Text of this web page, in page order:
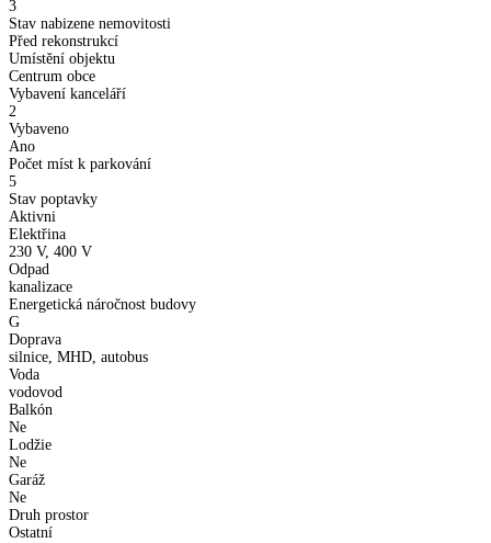
3
Stav nabizene nemovitosti
Před rekonstrukcí
Umístění objektu
Centrum obce
Vybavení kanceláří
2
Vybaveno
Ano
Počet míst k parkování
5
Stav poptavky
Aktivni
Elektřina
230 V, 400 V
Odpad
kanalizace
Energetická náročnost budovy
G
Doprava
silnice, MHD, autobus
Voda
vodovod
Balkón
Ne
Lodžie
Ne
Garáž
Ne
Druh prostor
Ostatní